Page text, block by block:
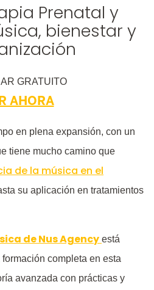
Prenatal y
bienestar y
GRATUITO
AHORA
en plena expansión, con un
tiene mucho camino que
de la música en el
su aplicación en tratamientos
de Nus Agency está
completa en esta
avanzada con prácticas y